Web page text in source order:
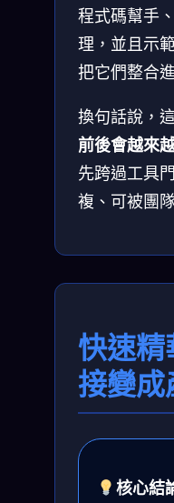
程式碼幫手
理，並且示
把它們整合
換句話說，
前後會越來
先跨過工具
複、可被團
快速
接變成
核心結